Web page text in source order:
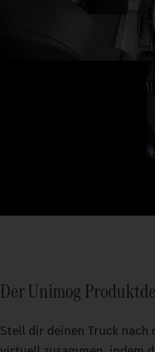
Der Unimog
Stell dir deinen Truck nach